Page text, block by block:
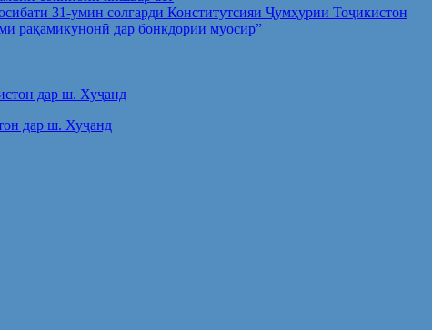
31-умин солгарди Конститутсияи Ҷумҳурии Тоҷикистон
рақамикунонӣ дар бонкдории муосир”
дар ш. Хуҷанд